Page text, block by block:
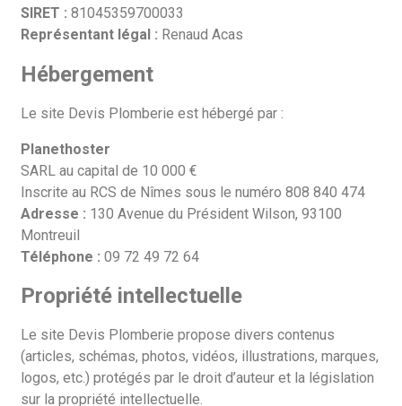
SIRET : 81045359700033
Représentant légal : Renaud Acas
Hébergement
Le site Devis Plomberie est hébergé par :
Planethoster
SARL au capital de 10 000 €
Inscrite au RCS de Nîmes sous le numéro 808 840 474
Adresse : 130 Avenue du Président Wilson, 93100
Montreuil
Téléphone : 09 72 49 72 64
Propriété intellectuelle
Le site Devis Plomberie propose divers contenus
(articles, schémas, photos, vidéos, illustrations, marques,
logos, etc.) protégés par le droit d’auteur et la législation
sur la propriété intellectuelle.